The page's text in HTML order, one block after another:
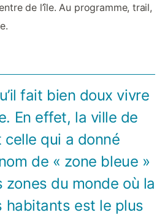
de l’île. Au programme, trail,
fait bien doux vivre
En effet, la ville de
celle qui a donné
de « zone bleue »
du monde où la
habitants est le plus